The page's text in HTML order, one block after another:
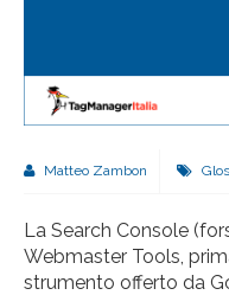
Matteo Zambon
La Search Console
Webmaster Tools,
strumento offerto da